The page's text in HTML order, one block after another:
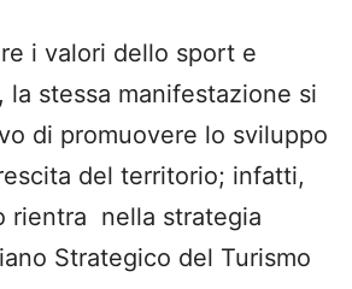
i valori dello sport e
la stessa manifestazione si
di promuovere lo sviluppo
del territorio; infatti,
rientra nella strategia
Strategico del Turismo